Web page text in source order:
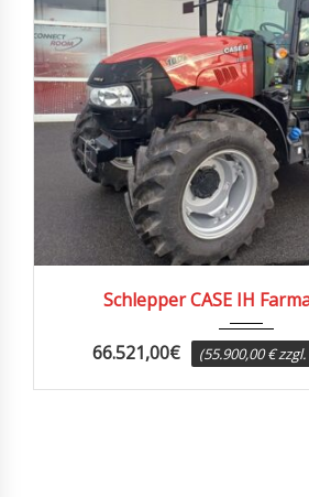
Schlepper CASE IH
66.521,00€ (55.900,00 €